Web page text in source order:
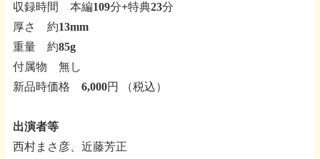
収録時間 本編109分+特典23分
厚さ 約13mm
重量 約85g
付属物 無し
新品時価格 6,000円 （税込）
出演者等
西村まさ彦、近藤芳正